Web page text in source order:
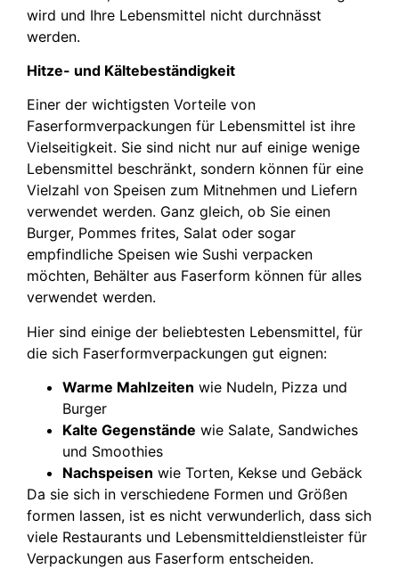
wird und Ihre Lebensmittel nicht durchnässt
werden.
Hitze- und Kältebeständigkeit
Einer der wichtigsten Vorteile von
Faserformverpackungen für Lebensmittel ist ihre
Vielseitigkeit. Sie sind nicht nur auf einige wenige
Lebensmittel beschränkt, sondern können für eine
Vielzahl von Speisen zum Mitnehmen und Liefern
verwendet werden. Ganz gleich, ob Sie einen
Burger, Pommes frites, Salat oder sogar
empfindliche Speisen wie Sushi verpacken
möchten, Behälter aus Faserform können für alles
verwendet werden.
Hier sind einige der beliebtesten Lebensmittel, für
die sich Faserformverpackungen gut eignen:
Warme Mahlzeiten wie Nudeln, Pizza und
Burger
Kalte Gegenstände wie Salate, Sandwiches
und Smoothies
Nachspeisen wie Torten, Kekse und Gebäck
Da sie sich in verschiedene Formen und Größen
formen lassen, ist es nicht verwunderlich, dass sich
viele Restaurants und Lebensmitteldienstleister für
Verpackungen aus Faserform entscheiden.